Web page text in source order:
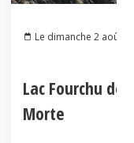
Le dimanche 2 août
Lac Fourchu
Morte